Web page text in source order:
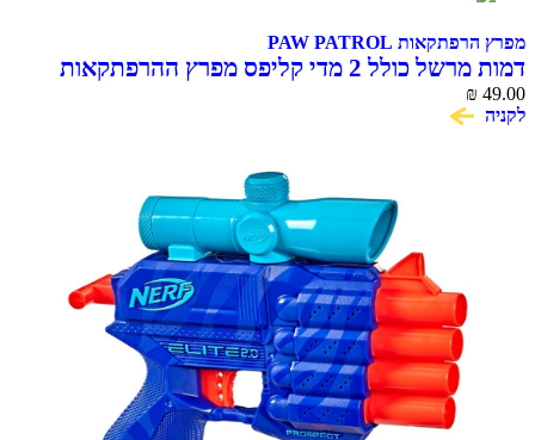
מפרץ הרפתקאות PAW PATROL
דמות מרשל כולל 2 מדי קליפס מפרץ ההרפתקאות
Action Pack Marshall
₪ 49.00
לקניה